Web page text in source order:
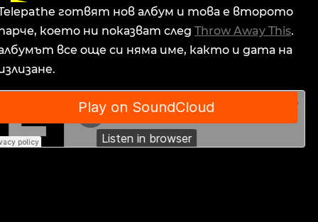
готвят нов албум и това е второто
което ни показват следThrow Away This.
все още си няма име, както и дата на